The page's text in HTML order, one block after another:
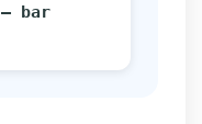
bar